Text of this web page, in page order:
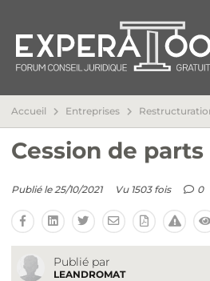
Accueil Entreprises
Cession de
Publié le 25/10/2021 Vu 1503 fois 0
Publié par
LEANDROMAT